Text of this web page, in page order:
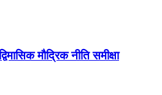
2026
2026
मौद्रिक नीति समीक्षा